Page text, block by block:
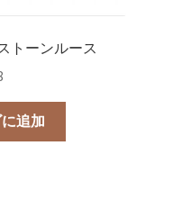
トーンルース
追加